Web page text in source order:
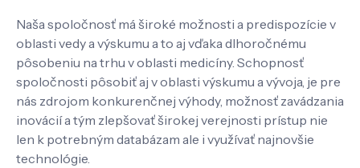
Pôsobenie
Know-how
O nás
Naša spoločnosť má široké možnosti a predispozície v
oblasti vedy a výskumu a to aj vďaka dlhoročnému
pôsobeniu na trhu v oblasti medicíny. Schopnosť
spoločnosti pôsobiť aj v oblasti výskumu a vývoja, je pre
nás zdrojom konkurenčnej výhody, možnosť zavádzania
inovácií a tým zlepšovať širokej verejnosti prístup nie
len k potrebným databázam ale i využívať najnovšie
technológie.